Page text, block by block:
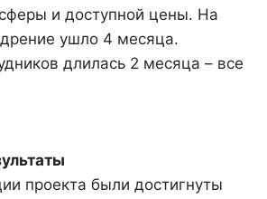
и доступной цены. На
ушло 4 месяца.
длилась 2 месяца – все
проекта были достигнуты